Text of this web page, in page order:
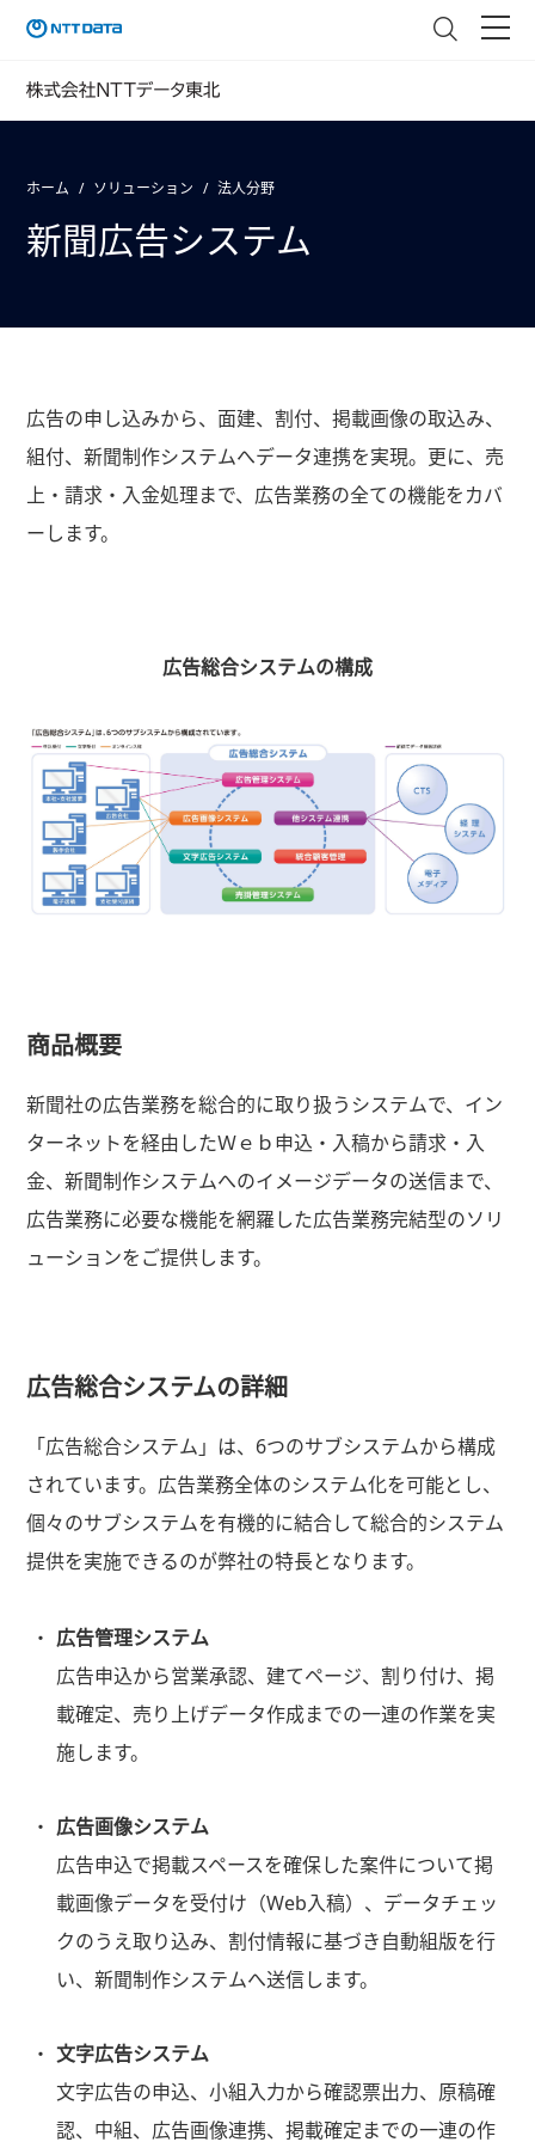
ホーム ソリューション 法人分野
新聞広告システム
広告の申し込みから、面建、割付、掲載画像の取込み、
組付、新聞制作システムへデータ連携を実現。更に、売
上・請求・入金処理まで、広告業務の全ての機能をカバ
ーします。
広告総合システムの構成
商品概要
新聞社の広告業務を総合的に取り扱うシステムで、イン
ターネットを経由したＷｅｂ申込・入稿から請求・入
金、新聞制作システムへのイメージデータの送信まで、
広告業務に必要な機能を網羅した広告業務完結型のソリ
ューションをご提供します。
広告総合システムの詳細
「広告総合システム」は、6つのサブシステムから構成
されています。広告業務全体のシステム化を可能とし、
個々のサブシステムを有機的に結合して総合的システム
提供を実施できるのが弊社の特長となります。
広告管理システム
広告申込から営業承認、建てページ、割り付け、掲
載確定、売り上げデータ作成までの一連の作業を実
施します。
広告画像システム
広告申込で掲載スペースを確保した案件について掲
載画像データを受付け（Web入稿）、データチェッ
クのうえ取り込み、割付情報に基づき自動組版を行
い、新聞制作システムへ送信します。
文字広告システム
文字広告の申込、小組入力から確認票出力、原稿確
認、中組、広告画像連携、掲載確定までの一連の作